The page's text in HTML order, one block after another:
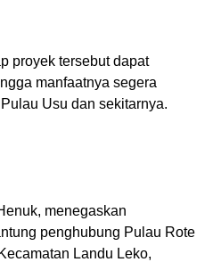
proyek tersebut dapat
manfaatnya segera
Usu dan sekitarnya.
menegaskan
penghubung Pulau Rote
Landu Leko,